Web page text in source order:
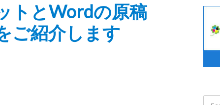
トとWordの原稿
ご紹介します